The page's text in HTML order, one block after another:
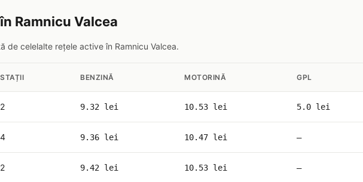
Ramnicu Valcea
de celelalte rețele active în Ramnicu Valcea.
STAȚII BENZINĂ MOTORINĂ GPL
2 9.32 lei 10.53 lei 5.0 lei
4 9.36 lei 10.47 lei —
2 9.42 lei 10.53 lei —